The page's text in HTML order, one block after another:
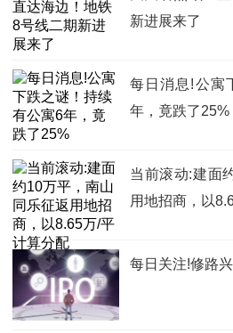
新进展来了
每日消息!公寓
年，竟跌了25%
当前滚动:建面
用地招商，以
每日关注!修路